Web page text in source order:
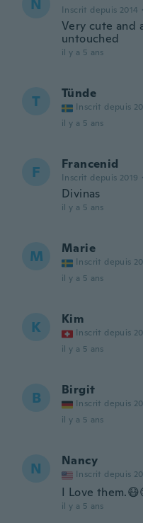
N Inscrit depuis 2014 ·
Very cute and
untouched
il y a 5 ans
T Tünde
Inscrit depuis
il y a 5 ans
F Francenid
Inscrit depuis 2019 ·
Divinas
il y a 5 ans
M Marie
Inscrit depuis
il y a 5 ans
K Kim
Inscrit depuis
il y a 5 ans
B Birgit
Inscrit depuis
il y a 5 ans
N Nancy
Inscrit depuis
I Love
il y a 5 ans